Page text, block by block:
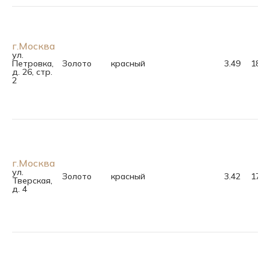
г.Москва
ул.
Петровка,
д. 26, стр.
2
Золото красный 3.49 18.0
г.Москва
ул.
Тверская,
д. 4
Золото красный 3.42 17.0